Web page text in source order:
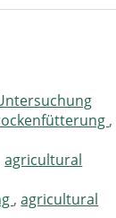
,
agricultural
,agricultural